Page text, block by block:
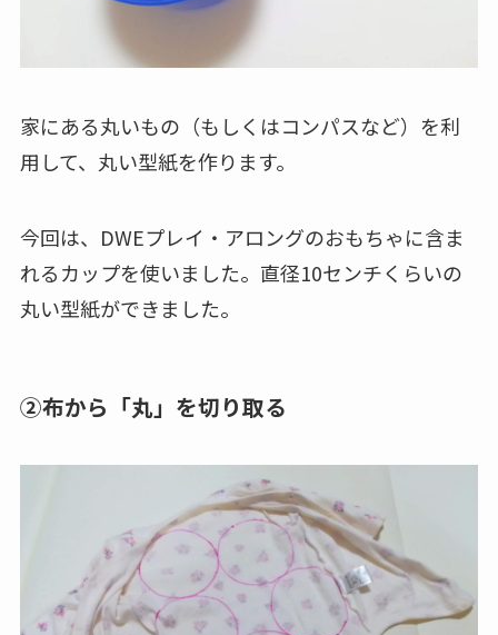
家にある丸いもの（もしくはコンパスなど）を利
用して、丸い型紙を作ります。
今回は、DWEプレイ・アロングのおもちゃに含ま
れるカップを使いました。直径10センチくらいの
丸い型紙ができました。
②布から「丸」を切り取る